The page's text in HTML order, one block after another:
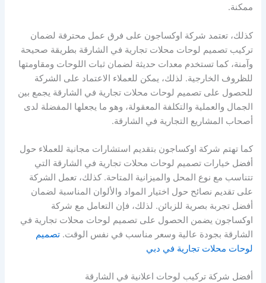
ممكنة.
كذلك، تعتمد شركة اوكساجون على فرق عمل محترفة لضمان
تركيب تصميم لوحات محلات تجارية في الشارقة بطريقة صحيحة
وآمنة، كما تستخدم معدات حديثة لضمان ثبات اللوحات ومقاومتها
للظروف الخارجية. لذلك، يمكن للعملاء الاعتماد على الشركة
للحصول على تصميم لوحات محلات تجارية في الشارقة يجمع بين
الجمال والعملية والتكلفة المعقولة، وهو ما يجعلها المفضلة لدى
أصحاب المشاريع التجارية في الشارقة.
كما تهتم شركة اوكساجون بتقديم استشارات مجانية للعملاء حول
أفضل خيارات تصميم لوحات محلات تجارية في الشارقة التي
تتناسب مع نوع المحل والميزانية المتاحة. كذلك، تعمل الشركة
على تقديم نصائح حول اختيار المواد والألوان المناسبة لضمان
أفضل تجربة بصرية للزبائن. لذلك، فإن التعامل مع شركة
اوكساجون يضمن الحصول على تصميم لوحات محلات تجارية في
الشارقة بجودة عالية وسعر مناسب في نفس الوقت.تصميم
لوحات محلات تجارية في دبي
أفضل شركة تركيب لوحات اعلانية في الشارقة